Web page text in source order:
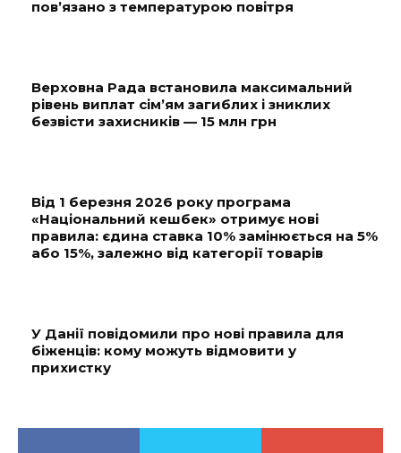
пов’язано з температурою повітря
Верховна Рада встановила максимальний
рівень виплат сім’ям загиблих і зниклих
безвісти захисників — 15 млн грн
Від 1 березня 2026 року програма
«Національний кешбек» отримує нові
правила: єдина ставка 10% замінюється на 5%
або 15%, залежно від категорії товарів
У Данії повідомили про нові правила для
біженців: кому можуть відмовити у
прихистку